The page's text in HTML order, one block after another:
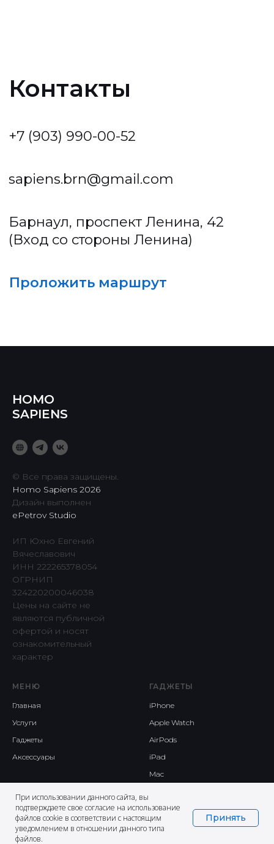
При использовании данного сайта, вы
подтверждаете свое согласие на использование
файлов cookie в соответствии с настоящим
уведомлением в отношении данного типа
файлов.
Принять
HOMO
SAPIENS
© Все права защищены.
Homo Sapiens 2026
Дизайн выполнен
ePetrov Studio
ИП Юхно Евгений
Вячеславович
ИНН 222265378054
ОГРНИП
324220200046038
Цены на сайте не
являются публичной
офертой и носят
ознакомительный
характер
МЕНЮ
Главная
Услуги
Гаджеты
Аксессуары
ГАДЖЕТЫ
iPhone
Apple Watch
AirPods
iPad
Mac